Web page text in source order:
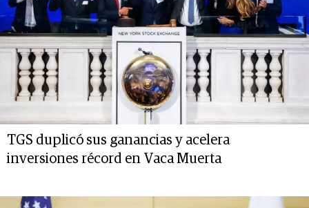
TGS duplicó sus ganancias y acelera
inversiones récord en Vaca Muerta